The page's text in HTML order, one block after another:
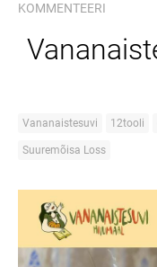
KOMMENTEERI
Vananaistesuvi 12tooli
Suuremõisa Loss